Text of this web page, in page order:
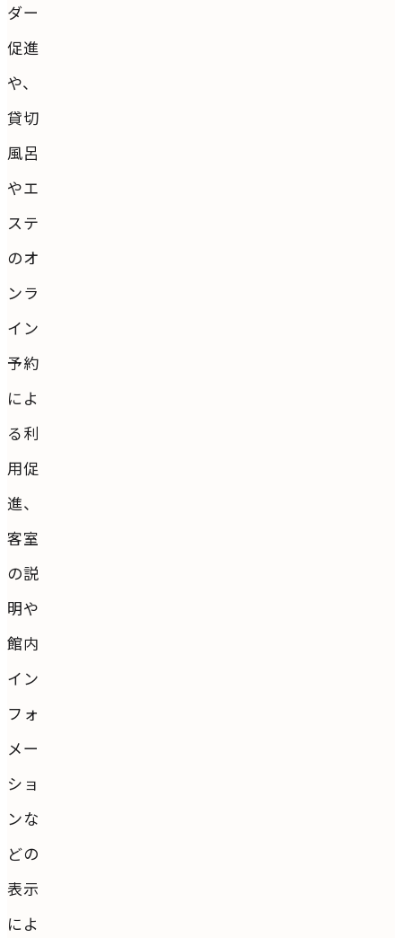
ダー
促進
や、
貸切
風呂
やエ
ステ
のオ
ンラ
イン
予約
によ
る利
用促
進、
客室
の説
明や
館内
イン
フォ
メー
ショ
ンな
どの
表示
によ